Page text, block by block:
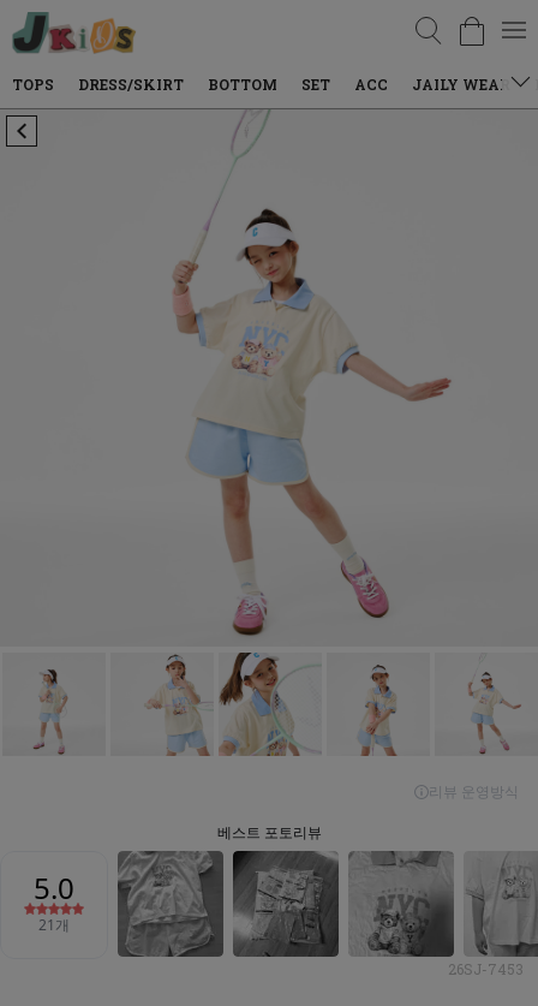
검색
DRESS/SKIRT BOTTOM SET ACC JAILY WEAR DENIM
26SJ-7453